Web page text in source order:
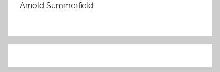
Arnold Summerfield